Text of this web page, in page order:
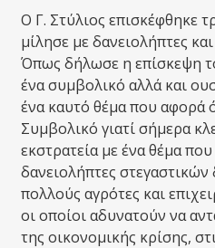
Ο Γ. Στύλιος επισκέφθηκε
μίλησε με δανειολήπτες
Όπως δήλωσε η επίσκεψη
ένα συμβολικό αλλά και
ένα καυτό θέμα που αφορά
Συμβολικό γιατί σήμερα
εκστρατεία με ένα θέμα
δανειολήπτες στεγαστικών
πολλούς αγρότες και
οι οποίοι αδυνατούν να
της οικονομικής κρίσης,